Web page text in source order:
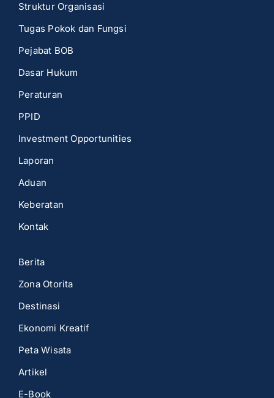
Struktur Organisasi
Tugas Pokok dan Fungsi
Pejabat BOB
Dasar Hukum
Peraturan
PPID
Investment Opportunities
Laporan
Aduan
Keberatan
Kontak
Berita
Zona Otorita
Destinasi
Ekonomi Kreatif
Peta Wisata
Artikel
E-Book